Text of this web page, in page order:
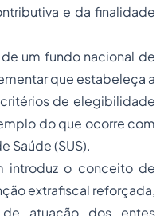
e da finalidade
um fundo nacional de
que estabeleça a
de elegibilidade
do que ocorre com
Saúde (SUS).
introduz o conceito de
extrafiscal reforçada,